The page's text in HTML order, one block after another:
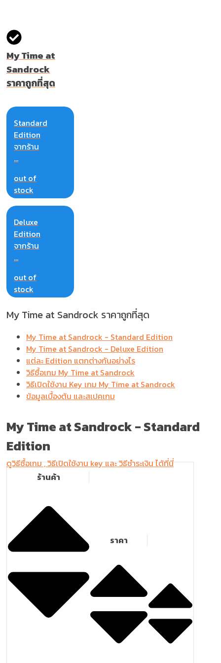
My Time at
Sandrock
ราคาถูกที่สุด
Standard
Edition
จากร้าน
...
out of
stock
Deluxe
Edition
จากร้าน
...
out of
stock
My Time at Sandrock ราคาถูกที่สุด
My Time at Sandrock - Standard Edition
My Time at Sandrock - Deluxe Edition
แต่ละ Edition แตกต่างกันอย่างไร
วิธีซื้อเกม My Time at Sandrock
วิธีเปิดใช้งาน Key เกม My Time at Sandrock
ข้อมูลเบื้องต้น และสเปคเกม
My Time at Sandrock -Standard
Edition
ดูวิธีซื้อเกม , วิธีเปิดใช้งาน key และ วิธีชำระเงิน ได้ที่นี่
ร้านค้า
ราคา